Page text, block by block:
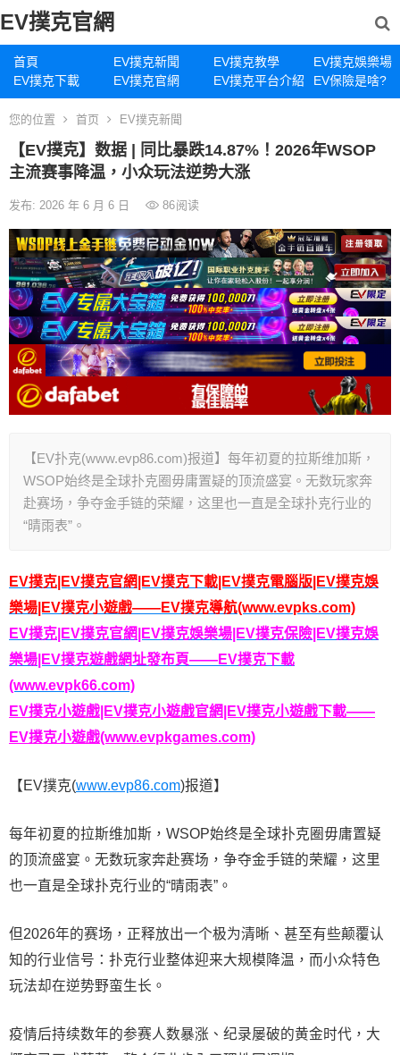
EV撲克官網
首頁 EV撲克新聞 EV撲克教學
EV撲克娛樂場
EV撲克下載
EV撲克官網 EV撲克平台介紹 EV保險是啥?
您的位置 首页 EV撲克新聞
【EV撲克】数据 | 同比暴跌14.87%！2026年WSOP
主流赛事降温，小众玩法逆势大涨
发布: 2026 年 6 月 6 日 86阅读
【EV扑克(www.evp86.com)报道】每年初夏的拉斯维加斯，
WSOP始终是全球扑克圈毋庸置疑的顶流盛宴。无数玩家奔
赴赛场，争夺金手链的荣耀，这里也一直是全球扑克行业的
“晴雨表”。
EV撲克|EV撲克官網|EV撲克下載|EV撲克電腦版|EV撲克娛
樂場|EV撲克小遊戲——EV撲克導航(www.evpks.com)
EV撲克|EV撲克官網|EV撲克娛樂場|EV撲克保險|EV撲克娛
樂場|EV撲克遊戲網址發布頁——EV撲克下載
(www.evpk66.com)
EV撲克小遊戲|EV撲克小遊戲官網|EV撲克小遊戲下載——
EV撲克小遊戲(www.evpkgames.com)
【EV撲克(www.evp86.com)报道】
每年初夏的拉斯维加斯，WSOP始终是全球扑克圈毋庸置疑
的顶流盛宴。无数玩家奔赴赛场，争夺金手链的荣耀，这里
也一直是全球扑克行业的“晴雨表”。
但2026年的赛场，正释放出一个极为清晰、甚至有些颠覆认
知的行业信号：扑克行业整体迎来大规模降温，而小众特色
玩法却在逆势野蛮生长。
疫情后持续数年的参赛人数暴涨、纪录屡破的黄金时代，大